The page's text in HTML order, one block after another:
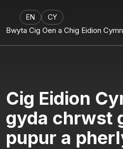
EN CY
Bwyta Cig Oen a Chig Eidion
Cig Eidion
gyda chrwst
pupur a